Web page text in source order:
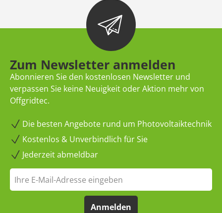
Zum Newsletter anmelden
Abonnieren Sie den kostenlosen Newsletter und
verpassen Sie keine Neuigkeit oder Aktion mehr von
Offgridtec.
Die besten Angebote rund um Photovoltaiktechnik
Kostenlos & Unverbindlich für Sie
Jederzeit abmeldbar
Anmelden